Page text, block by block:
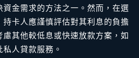
資金需求的方法之一。然而，在選
持卡人應謹慎評估對其利息的負擔
慮其他較低息或快速放款方案，如
人貸款服務。